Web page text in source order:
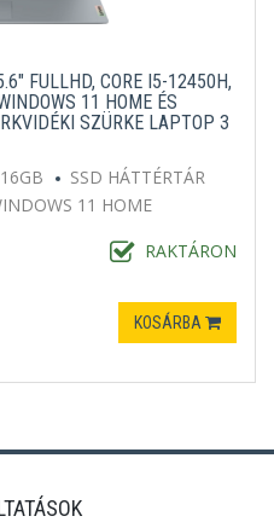
FULLHD, CORE I5-12450H,
11 HOME ÉS
SZÜRKE LAPTOP 3
16GB
SSD HÁTTÉRTÁR
11 HOME
RAKTÁRON
KOSÁRBA